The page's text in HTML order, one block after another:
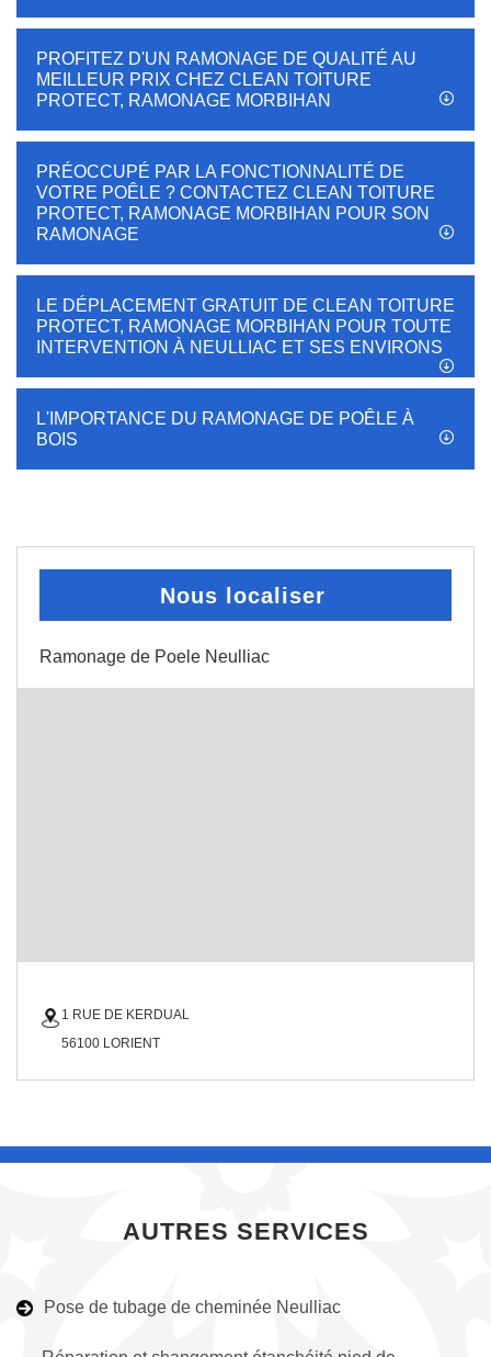
PROFITEZ D'UN RAMONAGE DE QUALITÉ AU
MEILLEUR PRIX CHEZ CLEAN TOITURE
PROTECT, RAMONAGE MORBIHAN
PRÉOCCUPÉ PAR LA FONCTIONNALITÉ DE
VOTRE POÊLE ? CONTACTEZ CLEAN TOITURE
PROTECT, RAMONAGE MORBIHAN POUR SON
RAMONAGE
LE DÉPLACEMENT GRATUIT DE CLEAN TOITURE
PROTECT, RAMONAGE MORBIHAN POUR TOUTE
INTERVENTION À NEULLIAC ET SES ENVIRONS
L'IMPORTANCE DU RAMONAGE DE POÊLE À
BOIS
Nous localiser
Ramonage de Poele Neulliac
1 RUE DE KERDUAL
56100 LORIENT
AUTRES SERVICES
Pose de tubage de cheminée Neulliac